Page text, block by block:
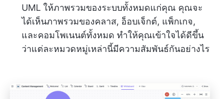
UML ให้ภาพรวมของระบบทั้งหมดแก่คุณ คุณจะ
ได้เห็นภาพรวมของคลาส, อ็อบเจ็กต์, แพ็กเกจ,
และคอมโพเนนต์ทั้งหมด ทำให้คุณเข้าใจได้ดีขึ้น
ว่าแต่ละหมวดหมู่เหล่านี้มีความสัมพันธ์กันอย่างไร